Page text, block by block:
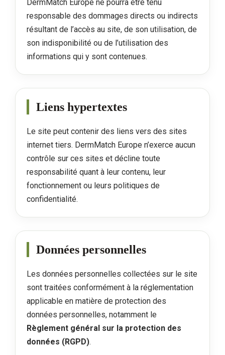
DermMatch Europe ne pourra être tenu
responsable des dommages directs ou indirects
résultant de l’accès au site, de son utilisation, de
son indisponibilité ou de l’utilisation des
informations qui y sont contenues.
Liens hypertextes
Le site peut contenir des liens vers des sites
internet tiers. DermMatch Europe n’exerce aucun
contrôle sur ces sites et décline toute
responsabilité quant à leur contenu, leur
fonctionnement ou leurs politiques de
confidentialité.
Données personnelles
Les données personnelles collectées sur le site
sont traitées conformément à la réglementation
applicable en matière de protection des
données personnelles, notamment le
Règlement général sur la protection des
données (RGPD).